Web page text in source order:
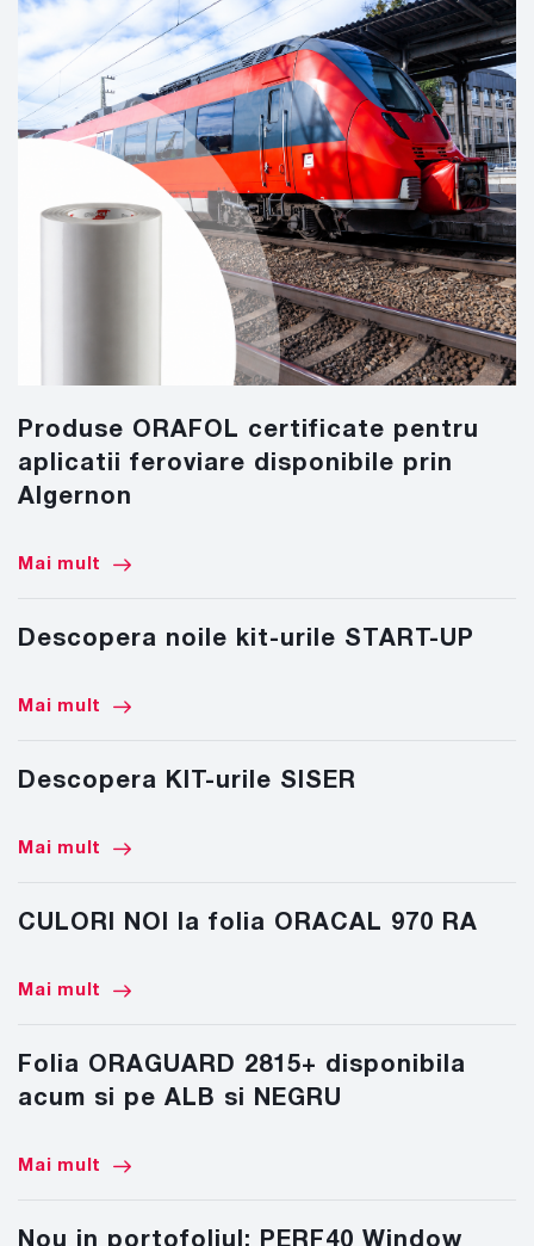
Produse ORAFOL certificate pentru
aplicatii feroviare disponibile prin
Algernon
Mai mult
Descopera noile kit-urile START-UP
Mai mult
Descopera KIT-urile SISER
Mai mult
CULORI NOI la folia ORACAL 970 RA
Mai mult
Folia ORAGUARD 2815+ disponibila
acum si pe ALB si NEGRU
Mai mult
Nou in portofoliul: PERF40 Window